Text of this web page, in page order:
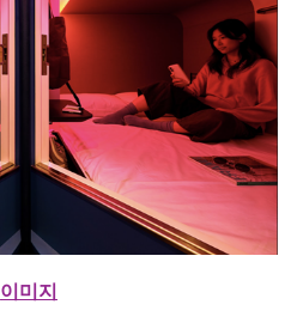
이미지